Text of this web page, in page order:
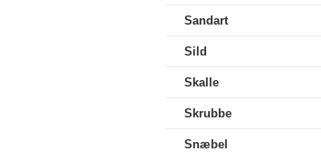
Sandart
Sild
Skalle
Skrubbe
Snæbel